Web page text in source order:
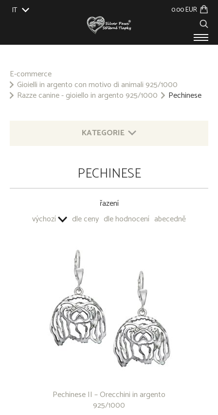
IT
0.00 EUR
BLOG
E-commerce
Gioielli in argento con motivo di animali 925/1000
Razze canine - gioiello in argento 925/1000
Pechinese
KATEGORIE
PORTACHIAVI - METALLO COMUNE
PECHINESE
řazení
výchozí
dle ceny dle hodnocení abecedně
Pechinese II – Orecchini in argento
925/1000